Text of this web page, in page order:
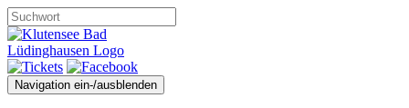
Navigation ein-/ausblenden